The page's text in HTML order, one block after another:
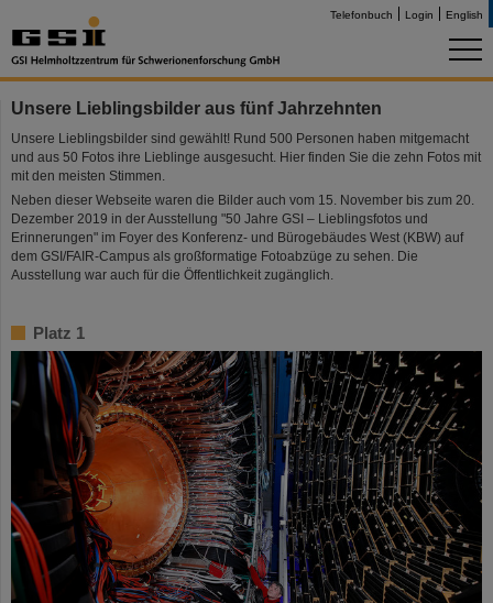
Telefonbuch Login English
Unsere Lieblingsbilder aus fünf Jahrzehnten
Unsere Lieblingsbilder sind gewählt! Rund 500 Personen haben mitgemacht
und aus 50 Fotos ihre Lieblinge ausgesucht. Hier finden Sie die zehn Fotos mit
mit den meisten Stimmen.
Neben dieser Webseite waren die Bilder auch vom 15. November bis zum 20.
Dezember 2019 in der Ausstellung "50 Jahre GSI – Lieblingsfotos und
Erinnerungen" im Foyer des Konferenz- und Bürogebäudes West (KBW) auf
dem GSI/FAIR-Campus als großformatige Fotoabzüge zu sehen. Die
Ausstellung war auch für die Öffentlichkeit zugänglich.
Platz 1